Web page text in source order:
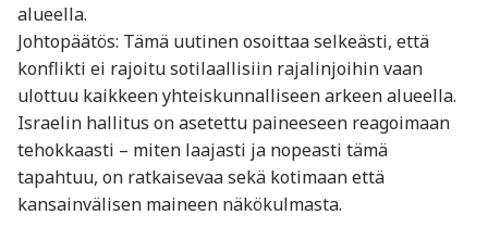
alueella.
Johtopäätös: Tämä uutinen osoittaa selkeästi, että
konflikti ei rajoitu sotilaallisiin rajalinjoihin vaan
ulottuu kaikkeen yhteiskunnalliseen arkeen alueella.
Israelin hallitus on asetettu paineeseen reagoimaan
tehokkaasti – miten laajasti ja nopeasti tämä
tapahtuu, on ratkaisevaa sekä kotimaan että
kansainvälisen maineen näkökulmasta.